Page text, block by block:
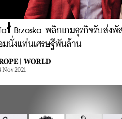
Brzoska พลิกเกมธุรกิจรับส่งพั
มนั่งแท่นเศรษฐีพันล้าน
| WORLD
Nov 2021